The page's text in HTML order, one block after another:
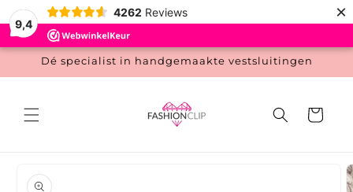
9,4
4262 Reviews ×
naar de
content
Dé specialist in handgemaakte vestsluitingen